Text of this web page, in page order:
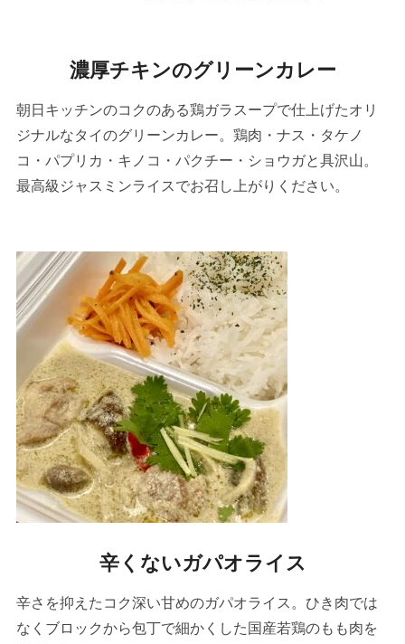
濃厚チキンのグリーンカレー
朝日キッチンのコクのある鶏ガラスープで仕上げたオリ
ジナルなタイのグリーンカレー。鶏肉・ナス・タケノ
コ・パプリカ・キノコ・パクチー・ショウガと具沢山。
最高級ジャスミンライスでお召し上がりください。
辛くないガパオライス
辛さを抑えたコク深い甘めのガパオライス。ひき肉では
なくブロックから包丁で細かくした国産若鶏のもも肉を